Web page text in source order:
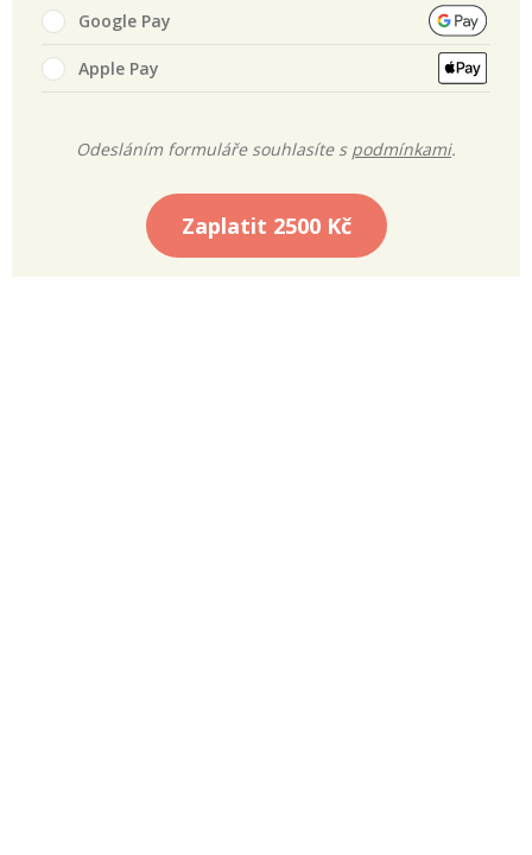
Google Pay
Apple Pay
Odesláním formuláře souhlasíte s podmínkami.
Zaplatit 2500 Kč